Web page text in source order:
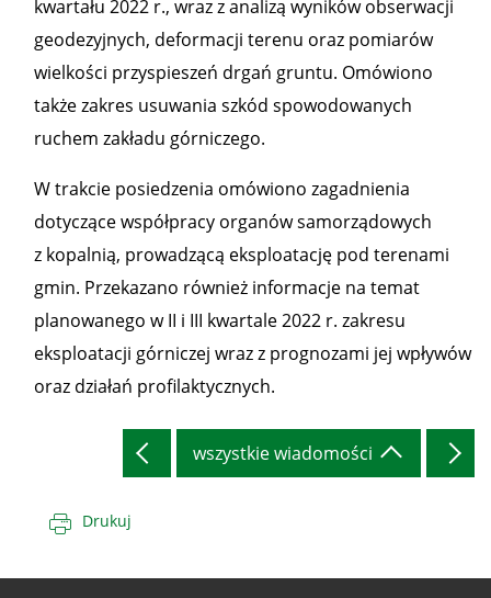
kwartału 2022 r., wraz z analizą wyników obserwacji
geodezyjnych, deformacji terenu oraz pomiarów
wielkości przyspieszeń drgań gruntu. Omówiono
także zakres usuwania szkód spowodowanych
ruchem zakładu górniczego.
W trakcie posiedzenia omówiono zagadnienia
dotyczące współpracy organów samorządowych
z kopalnią, prowadzącą eksploatację pod terenami
gmin. Przekazano również informacje na temat
planowanego w II i III kwartale 2022 r. zakresu
eksploatacji górniczej wraz z prognozami jej wpływów
oraz działań profilaktycznych.
wszystkie wiadomości
Drukuj